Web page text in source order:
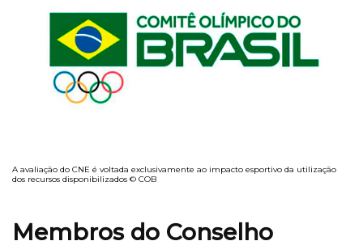
A avaliação do CNE é voltada exclusivamente ao impacto esportivo da utilização
dos recursos disponibilizados © COB
Membros do Conselho